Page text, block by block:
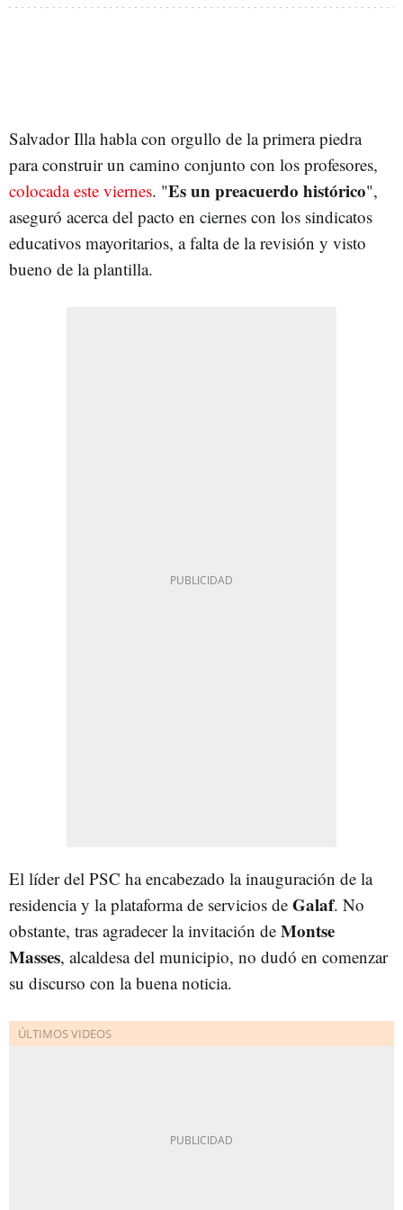
Salvador Illa habla con orgullo de la primera piedra
para construir un camino conjunto con los profesores,
colocada este viernes. "Es un preacuerdo histórico",
aseguró acerca del pacto en ciernes con los sindicatos
educativos mayoritarios, a falta de la revisión y visto
bueno de la plantilla.
El líder del PSC ha encabezado la inauguración de la
residencia y la plataforma de servicios de Galaf. No
obstante, tras agradecer la invitación de Montse
Masses, alcaldesa del municipio, no dudó en comenzar
su discurso con la buena noticia.